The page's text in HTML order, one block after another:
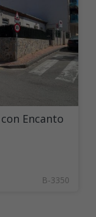
Encanto
B-3350